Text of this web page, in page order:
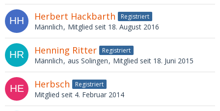
Herbert Hackbarth Registriert
Männlich Mitglied seit 18. August 2016
Henning Ritter Registriert
Männlich aus Solingen Mitglied seit 18. Juni 2015
Herbsch Registriert
Mitglied seit 4. Februar 2014